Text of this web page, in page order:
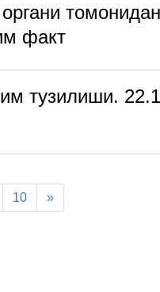
факт
тузилиши.
10 »